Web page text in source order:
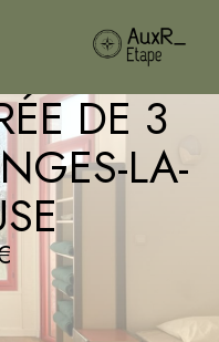
DE 3
LA-